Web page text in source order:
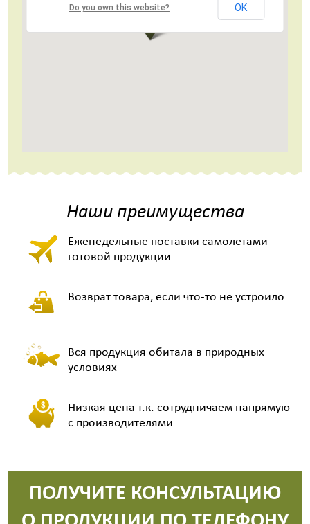
Do you own this website? OK
Наши преимущества
Еженедельные поставки самолетами
готовой продукции
Возврат товара, если что-то не устроило
Вся продукция обитала в природных
условиях
Низкая цена т.к. сотрудничаем напрямую
с производителями
ПОЛУЧИТЕ КОНСУЛЬТАЦИЮ